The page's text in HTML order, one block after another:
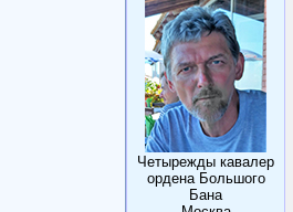
Четырежды кавалер
ордена Большого
Бана